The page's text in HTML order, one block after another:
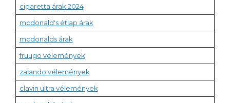
cigaretta árak 2024
mcdonald's étlap árak
mcdonalds árak
fruugo vélemények
zalando vélemények
clavin ultra vélemények